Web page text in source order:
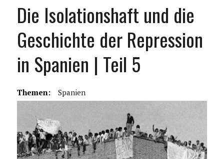
Die Isolationshaft und die
Geschichte der Repression
in Spanien | Teil 5
Themen: Spanien